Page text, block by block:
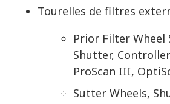
Tourelles de filtres
Prior Filter Wheel
Shutter,
ProScan III,
Sutter Wheels,